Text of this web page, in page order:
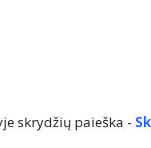
skrydžių paieška -